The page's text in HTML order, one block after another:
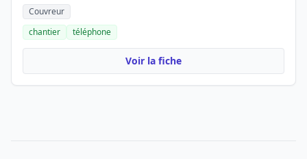
Couvreur
chantier
téléphone
Voir la fiche